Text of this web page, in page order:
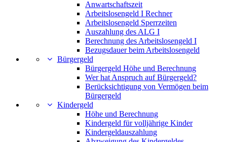
Anwartschaftszeit
Arbeitslosengeld I Rechner
Arbeitslosengeld Sperrzeiten
Auszahlung des ALG I
Berechnung des Arbeitslosengeld I
Bezugsdauer beim Arbeitslosengeld
Bürgergeld
Bürgergeld Höhe und Berechnung
Wer hat Anspruch auf Bürgergeld?
Berücksichtigung von Vermögen beim
Bürgergeld
Kindergeld
Höhe und Berechnung
Kindergeld für volljährige Kinder
Kindergeldauszahlung